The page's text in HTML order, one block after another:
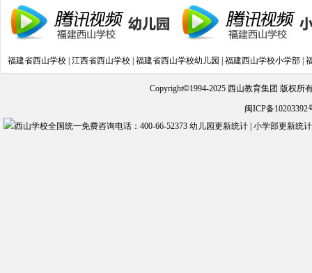
福建省西山学校 江西省西山学校 福建省西山学校幼儿园 福建西山学校小学部
Copyright©1994-2025 西山教育集团 版权所
闽ICP备10203392
幼儿园更新统计| 小学部更新统计